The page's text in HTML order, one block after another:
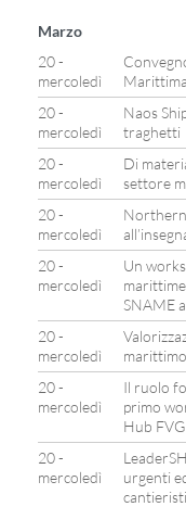
Marzo
20 -
mercoledì
Marittima
20 -
mercoledì
Naos
traghetti
20 -
mercoledì
Di
settore
20 -
mercoledì
Northern
20 -
mercoledì
Un
SNAME
20 -
mercoledì
marittimo
20 -
mercoledì
Il ruolo
primo
Hub FVG
20 -
mercoledì
urgenti